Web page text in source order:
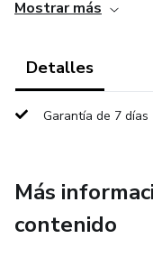
Mostrar más
Detalles
Garantía de 7 días
Más
contenido